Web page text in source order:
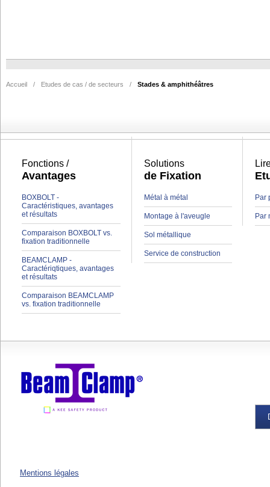
Accueil / Etudes de cas / de secteurs / Stades & amphithéâtres
Fonctions /
Avantages
BOXBOLT -
Caractéristiques, avantages
et résultats
Comparaison BOXBOLT vs.
fixation traditionnelle
BEAMCLAMP -
Caractériqtiques, avantages
et résultats
Comparaison BEAMCLAMP
vs. fixation traditionnelle
Solutions
de Fixation
Métal à métal
Montage à l'aveugle
Sol métallique
Service de construction
Par
Par
Mentions légales